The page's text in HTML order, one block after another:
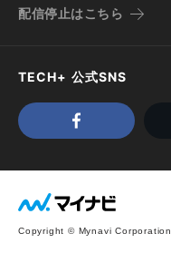
配信停止はこちら
TECH+ 公式SNS
Copyright © Mynavi Corporation